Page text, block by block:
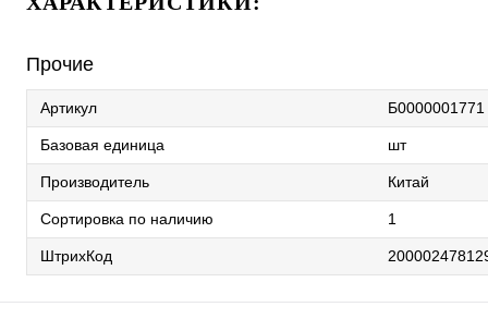
Прочие
Артикул Б0000001771
Базовая единица шт
Производитель Китай
Сортировка по наличию 1
ШтрихКод